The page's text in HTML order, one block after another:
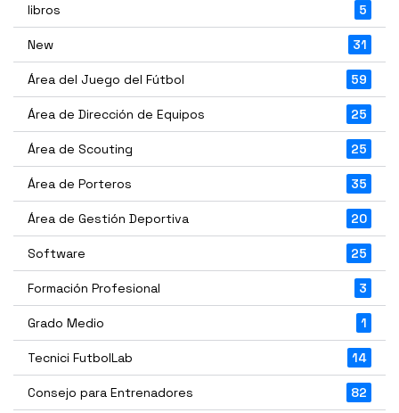
libros 5
New 31
Área del Juego del Fútbol 59
Área de Dirección de Equipos 25
Área de Scouting 25
Área de Porteros 35
Área de Gestión Deportiva 20
Software 25
Formación Profesional 3
Grado Medio 1
Tecnici FutbolLab 14
Consejo para Entrenadores 82